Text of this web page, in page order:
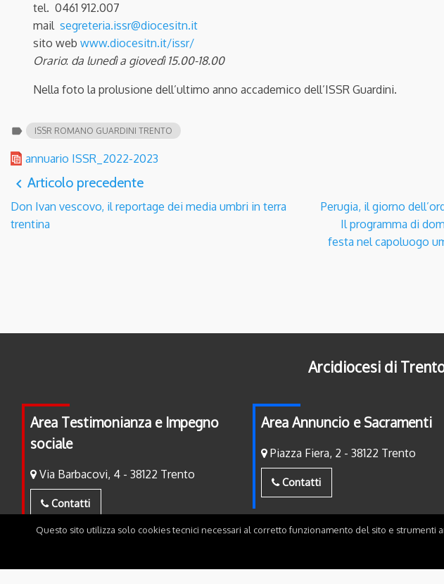
tel. 0461 912.007
mail segreteria.issr@diocesitn.it
sito web www.diocesitn.it/issr/
Orario: da lunedì a giovedì 15.00-18.00
Nella foto la prolusione dell’ultimo anno accademico dell’ISSR Guardini.
label ISSR ROMANO GUARDINI TRENTO
annuario ISSR_2022-2023
navigate_before Articolo precedente
Don Ivan vescovo, il reportage dei media umbri in terra
trentina
Perugia, il giorno
Il programma di
festa nel capoluogo
Arcidiocesi di
Area Testimonianza e Impegno
sociale
Via Barbacovi, 4 - 38122 Trento
Contatti
Area Annuncio e Sacramenti
Piazza Fiera, 2 - 38122 Trento
Contatti
Questo sito utilizza solo cookies tecnici necessari al corretto funzionamento del sito e